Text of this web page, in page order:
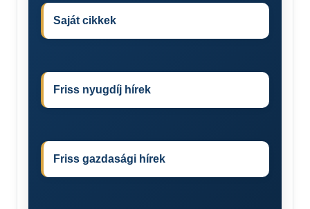
Saját cikkek
Friss nyugdíj hírek
Friss gazdasági hírek